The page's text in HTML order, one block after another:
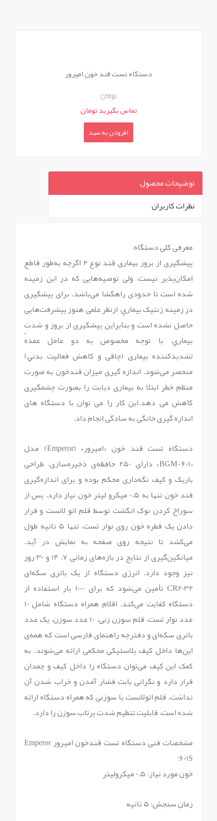
دستگاه تست قند خون امپرور
تومان
تماس بگیرید تومان
افزودن به سبد
توضیحات محصول
نظرات کاربران
معرفی کلی دستگاه:
پيشگيرى از بروز بيمارى قند نوع ۲ اگرچه به‌طور قاطع
امکان‌پذير نيست، ولى توصيه‌هايى که در اين زمينه
شده است تا حدودى راهگشا مى‌باشد. براى پيشگيرى
در زمينه ژنتيک بيماري، ازنظر علمى هنوز پيشرفت‌هايى
حاصل نشده است و بنابراين پيشگيرى از بروز و شدت
بيماري، با توجه مخصوص به دو عامل عمدهٔ
تشديدکننده بيمارى (چاقى و کاهش فعاليت بدني)
منحصر مى‌شود. اندازه گیری میزان قندخون به صورت
منظم خطر ابتلا به بیماری دیابت را بصورت چشمگیری
کاهش می دهد.این کار را می توان با دستگاه های
انداره گیری خانگی به سادگی انجام داد.
دستگاه تست قند خون «امپرور» (Emperor) مدل
«BGM-601» دارای 250 حافظه‌ی ذخیره‌سازی، طراحی
باریک و کیف نگه‌داری محکم بوده و برای اندازه‌گیری
قند خون تنها به 0.5 میکرو لیتر خون نیاز دارد. پس از
سوراخ کردن نوک انگشت توسط قلم اتو لانست و قرار
دادن یک قطره خون روی نوار تست، تنها 5 ثانیه طول
می‌کشد تا نتیجه روی صفحه به نمایش در آید.
میانگین‌گیری از نتایج در بازه‌های زمانی 7، 14 و 30 روز
نیز وجود دارد. انرژی دستگاه از یک باتری سکه‌ای
CR2032 تأمین می‌شود که برای 1000 بار استفاده از
دستگاه کفایت می‌کند. اقلام همراه دستگاه شامل 10
عدد نوار تست، قلم سوزن زنی، 10 عدد سوزن، یک عدد
باتری سکه‌ای و دفترچه راهنمای فارسی است که همه‌ی
این‌ها داخل کیف پلاستیکی محکمی ارائه می‌شوند. به
کمک این کیف می‌توان دستگاه را داخل کیف و چمدان
قرار دارد و نگرانی بابت فشار آمدن و خراب شدن آن
نداشت. قلم اتولانست یا سوزنی که همراه دستگاه ارائه
شده است، قابلیت تنظیم شدت پرتاب سوزن را دارد.
مشخصات فنی دستگاه تست قندخون امپرور Emperor
601S:
خون مورد نیاز: 0.5 میکرولیتر
زمان سنجش: 5 ثانیه